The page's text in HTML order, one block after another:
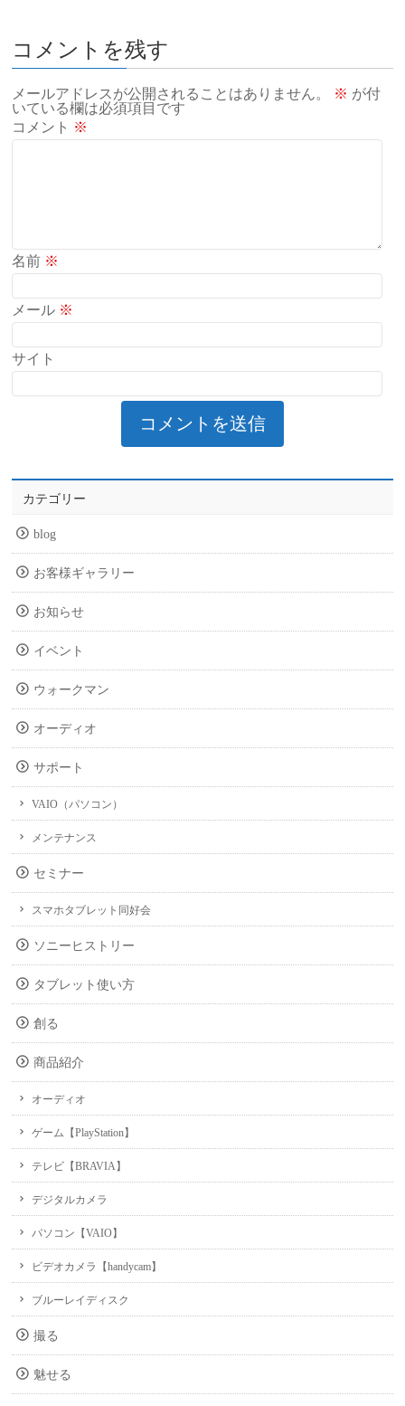
コメントを残す
メールアドレスが公開されることはありません。 ※ が付
いている欄は必須項目です
コメント ※
名前 ※
メール ※
サイト
カテゴリー
blog
お客様ギャラリー
お知らせ
イベント
ウォークマン
オーディオ
サポート
VAIO（パソコン）
メンテナンス
セミナー
スマホタブレット同好会
ソニーヒストリー
タブレット使い方
創る
商品紹介
オーディオ
ゲーム【PlayStation】
テレビ【BRAVIA】
デジタルカメラ
パソコン【VAIO】
ビデオカメラ【handycam】
ブルーレイディスク
撮る
魅せる